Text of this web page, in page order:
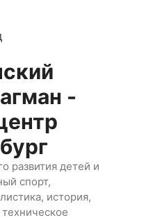
-
развития детей и
спорт,
история,